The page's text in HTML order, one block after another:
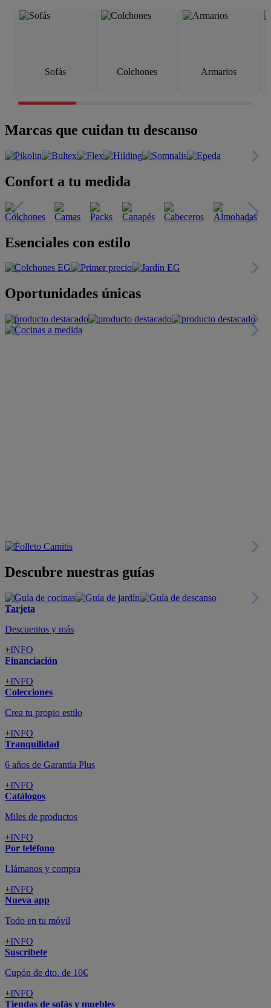
Sofás Colchones Armarios
Marcas que cuidan tu descanso
Confort a tu medida
Esenciales con estilo
Oportunidades únicas
Descubre nuestras guías
Tarjeta
Descuentos y más
+INFO
Financiación
+INFO
Colecciones
Crea tu propio estilo
+INFO
Tranquilidad
6 años de Garantía Plus
+INFO
Catálogos
Miles de productos
+INFO
Por teléfono
Llámanos y compra
+INFO
Nueva app
Todo en tu móvil
+INFO
Suscríbete
Cupón de dto. de 10€
+INFO
Tiendas de sofás y muebles